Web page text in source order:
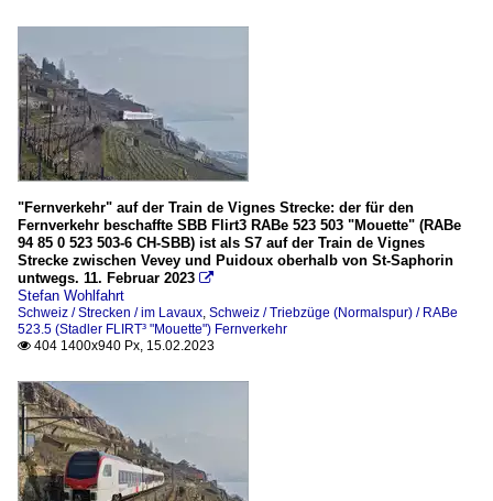
"Fernverkehr" auf der Train de Vignes Strecke: der für den
Fernverkehr beschaffte SBB Flirt3 RABe 523 503 "Mouette" (RABe
94 85 0 523 503-6 CH-SBB) ist als S7 auf der Train de Vignes
Strecke zwischen Vevey und Puidoux oberhalb von St-Saphorin
untwegs. 11. Februar 2023 
Stefan Wohlfahrt
Schweiz / Strecken / im Lavaux Schweiz / Triebzüge (Normalspur) / RABe
523.5 (Stadler FLIRT³ "Mouette") Fernverkehr
 404 1400x940 Px, 15.02.2023